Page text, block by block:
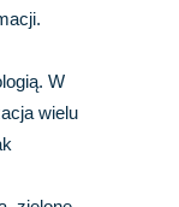
W
wielu